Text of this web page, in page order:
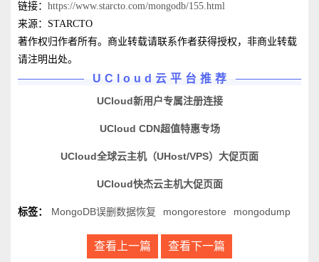
链接： https://www.starcto.com/mongodb/155.html
来源：STARCTO
著作权归作者所有。商业转载请联系作者获得授权，非商业转载
请注明出处。
UCloud云平台推荐
UCloud新用户专属注册连接
UCloud CDN超值特惠专场
UCloud全球云主机（UHost/VPS）大促页面
UCloud快杰云主机大促页面
标签： MongoDB误删数据恢复 mongorestore mongodump
查看上一篇 查看下一篇